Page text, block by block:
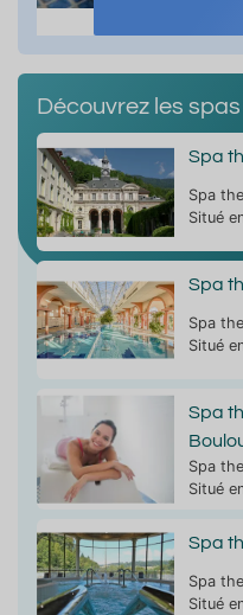
Découvrez les
Spa
Spa
Situé
Spa
Spa
Situé
Spa
Spa
Situé
Spa
Spa
Situé